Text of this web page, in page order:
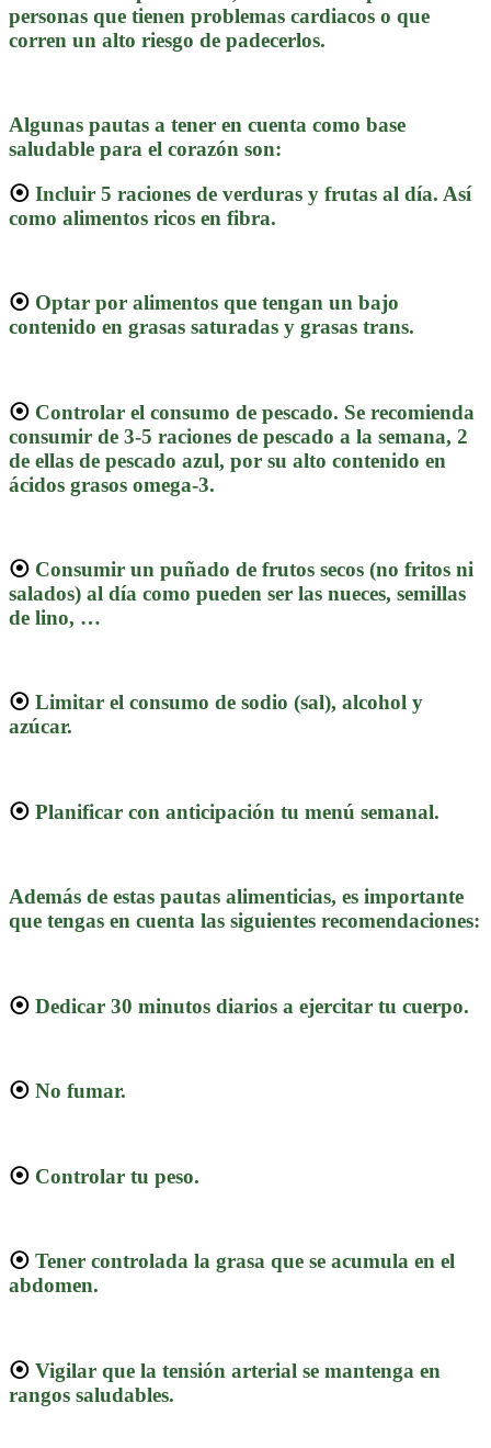
personas que tienen problemas cardiacos o que
corren un alto riesgo de padecerlos.
Algunas pautas a tener en cuenta como base
saludable para el corazón son:
⦿ Incluir 5 raciones de verduras y frutas al día. Así
como alimentos ricos en fibra.
⦿ Optar por alimentos que tengan un bajo
contenido en grasas saturadas y grasas trans.
⦿ Controlar el consumo de pescado. Se recomienda
consumir de 3-5 raciones de pescado a la semana, 2
de ellas de pescado azul, por su alto contenido en
ácidos grasos omega-3.
⦿ Consumir un puñado de frutos secos (no fritos ni
salados) al día como pueden ser las nueces, semillas
de lino, …
⦿ Limitar el consumo de sodio (sal), alcohol y
azúcar.
⦿ Planificar con anticipación tu menú semanal.
Además de estas pautas alimenticias, es importante
que tengas en cuenta las siguientes recomendaciones:
⦿ Dedicar 30 minutos diarios a ejercitar tu cuerpo.
⦿ No fumar.
⦿ Controlar tu peso.
⦿ Tener controlada la grasa que se acumula en el
abdomen.
⦿ Vigilar que la tensión arterial se mantenga en
rangos saludables.